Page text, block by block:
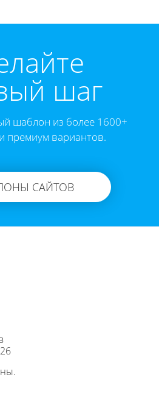
шаг
шаблон из более 1600+
премиум вариантов.
САЙТОВ